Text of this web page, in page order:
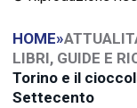
HOME»
LIBRI, GUIDE E
Torino e il
Settecento